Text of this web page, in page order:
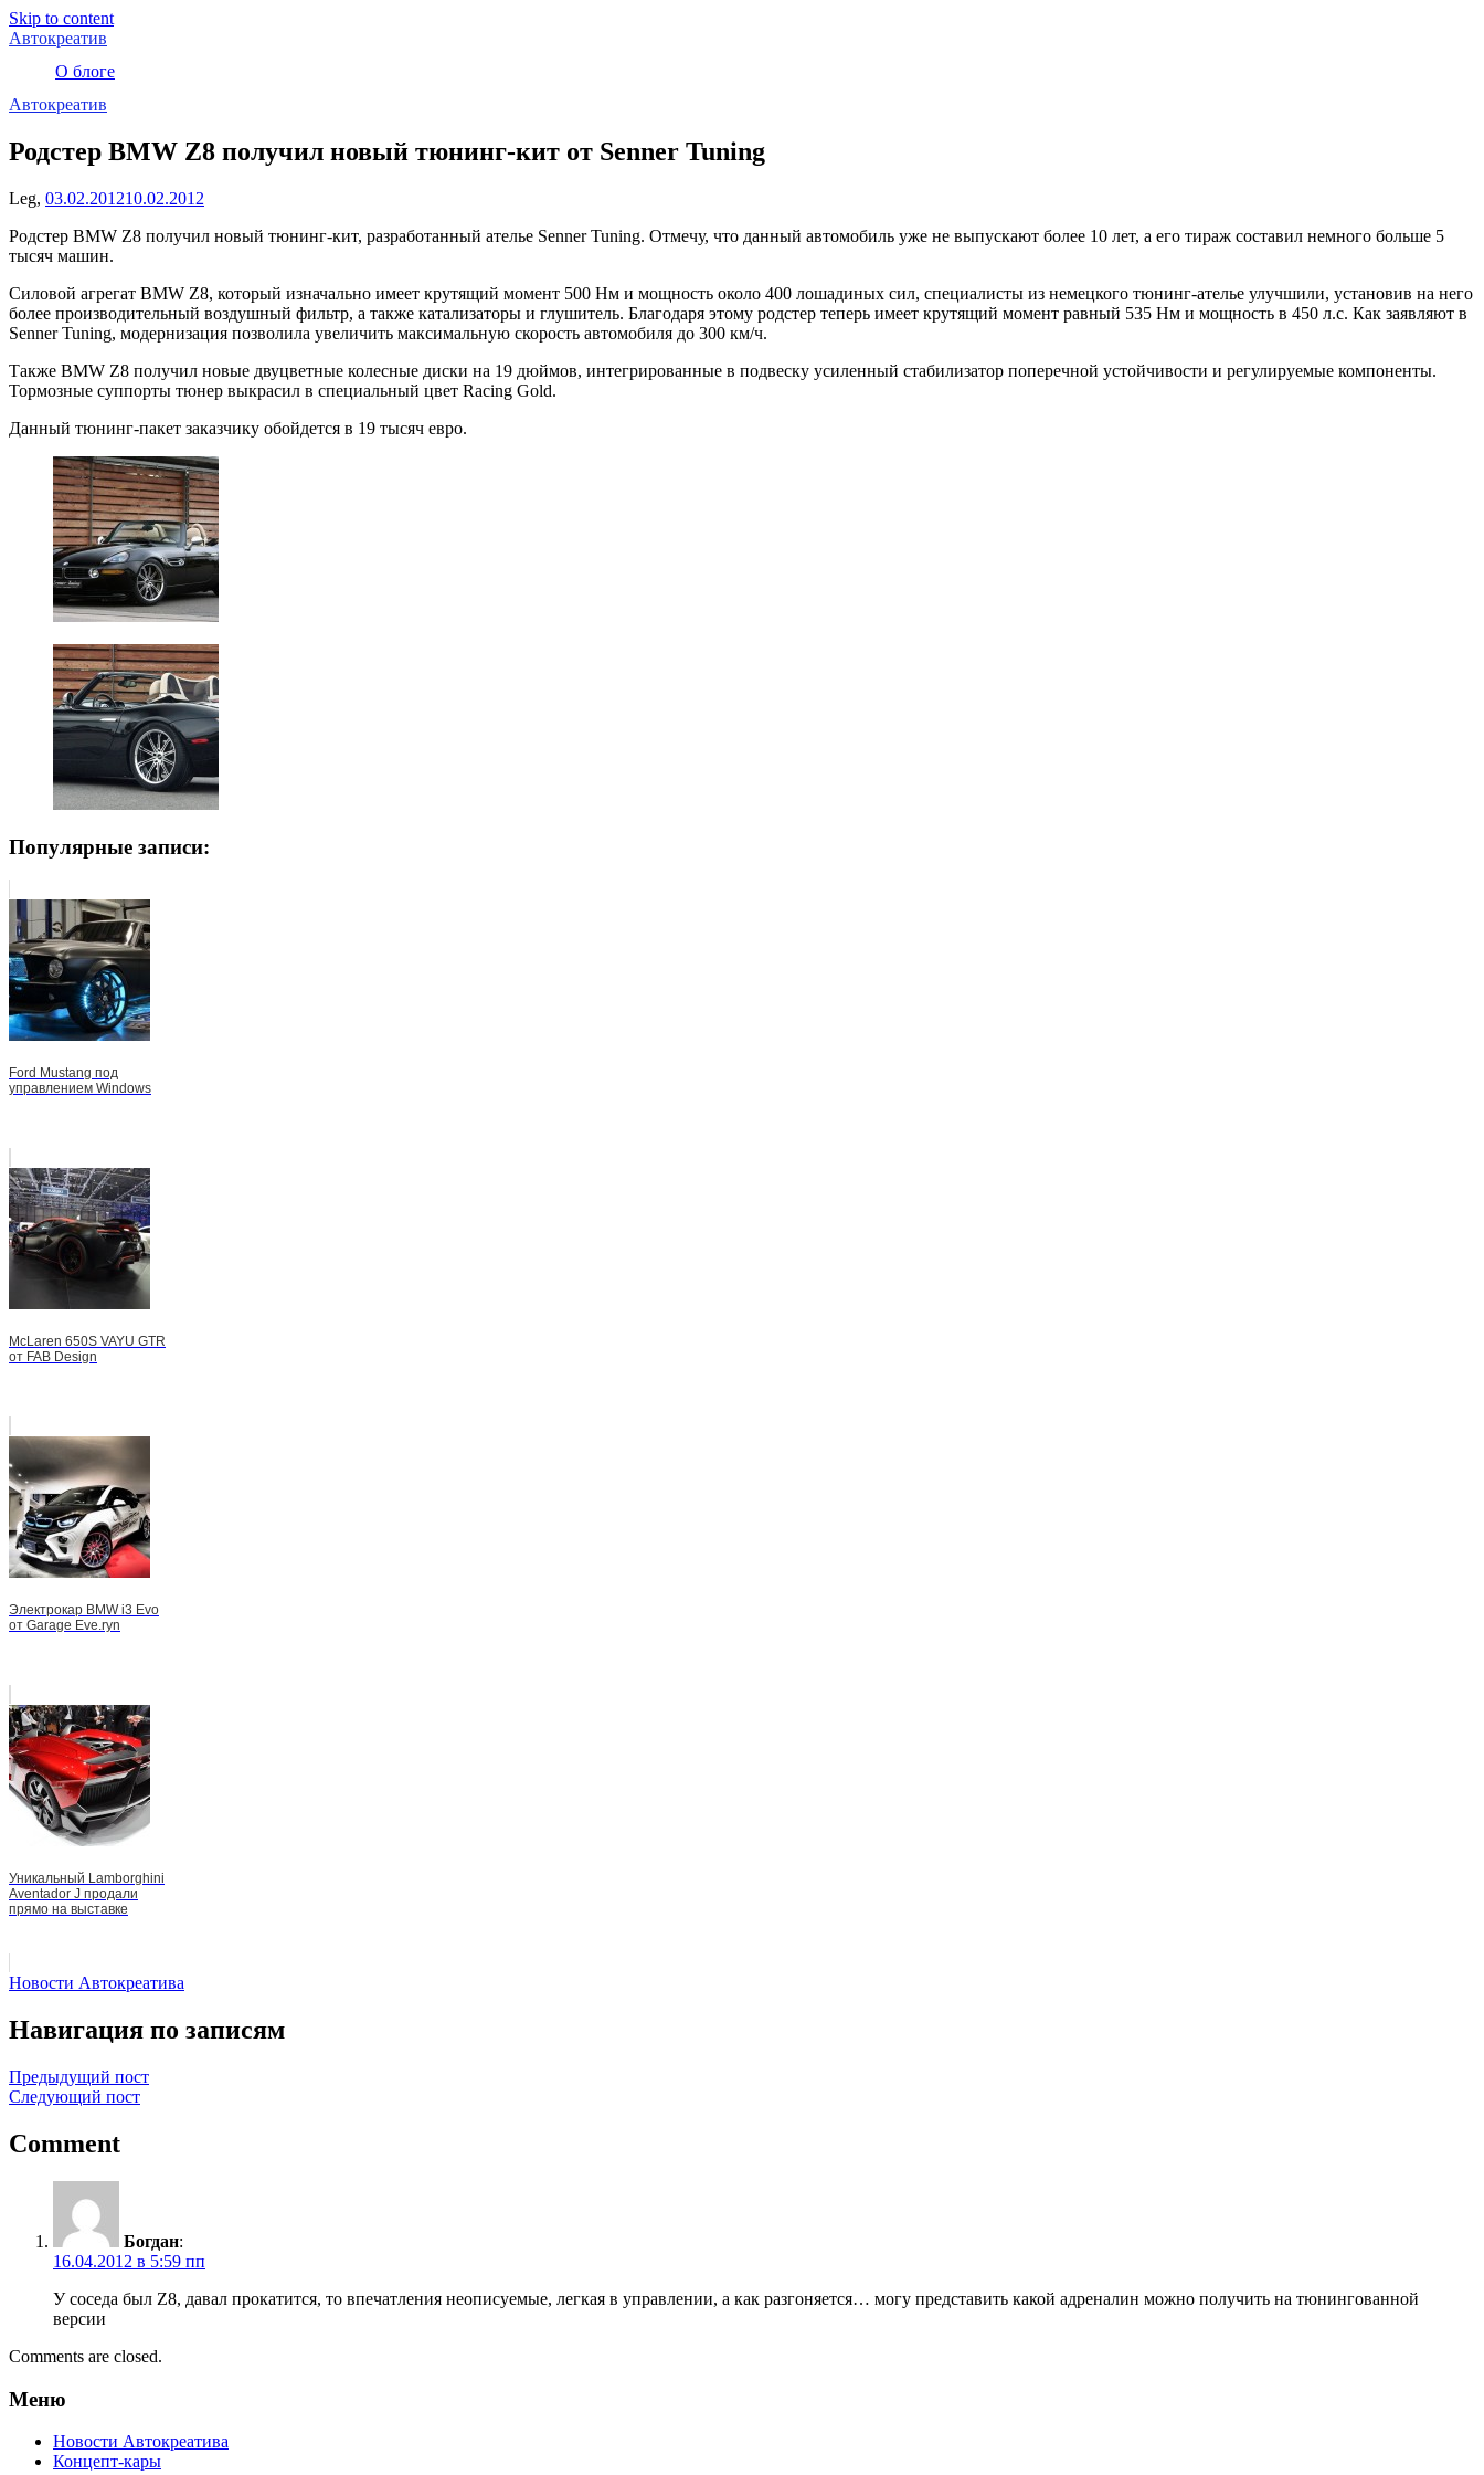
Skip to content
Автокреатив
О блоге
Автокреатив
Родстер BMW Z8 получил новый тюнинг-кит от Senner Tuning
Leg, 03.02.201210.02.2012
Родстер BMW Z8 получил новый тюнинг-кит, разработанный ателье Senner Tuning. Отмечу, что данный автомобиль уже не выпускают более 10 лет, а его тираж составил немного больше 5
тысяч машин.
Силовой агрегат BMW Z8, который изначально имеет крутящий момент 500 Нм и мощность около 400 лошадиных сил, специалисты из немецкого тюнинг-ателье улучшили, установив на него
более производительный воздушный фильтр, а также катализаторы и глушитель. Благодаря этому родстер теперь имеет крутящий момент равный 535 Нм и мощность в 450 л.с. Как заявляют в
Senner Tuning, модернизация позволила увеличить максимальную скорость автомобиля до 300 км/ч.
Также BMW Z8 получил новые двуцветные колесные диски на 19 дюймов, интегрированные в подвеску усиленный стабилизатор поперечной устойчивости и регулируемые компоненты.
Тормозные суппорты тюнер выкрасил в специальный цвет Racing Gold.
Данный тюнинг-пакет заказчику обойдется в 19 тысяч евро.
Популярные записи:
Ford Mustang под
управлением Windows
McLaren 650S VAYU GTR
от FAB Design
Электрокар BMW i3 Evo
от Garage Eve.ryn
Уникальный Lamborghini
Aventador J продали
прямо на выставке
Новости Автокреатива
Навигация по записям
Предыдущий пост
Следующий пост
Comment
Богдан:
16.04.2012 в 5:59 пп
У соседа был Z8, давал прокатится, то впечатления неописуемые, легкая в управлении, а как разгоняется… могу представить какой адреналин можно получить на тюнингованной
версии
Comments are closed.
Меню
Новости Автокреатива
Концепт-кары